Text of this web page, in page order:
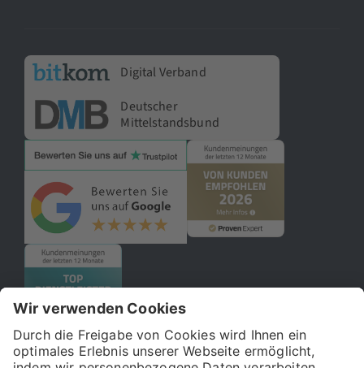
Digital Verband
Deutscher
Mittelstandsbund